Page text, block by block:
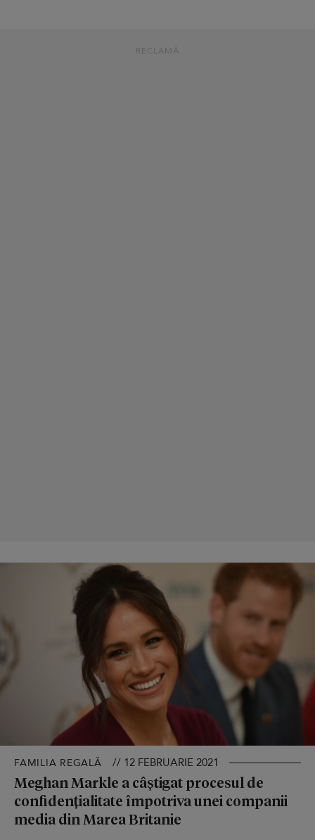
RECLAMĂ
FAMILIA REGALĂ // 12 FEBRUARIE 2021
Meghan Markle a câștigat procesul de
confidențialitate împotriva unei companii
media din Marea Britanie